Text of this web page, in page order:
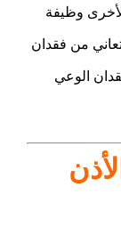
وظيفة
تعاني من فقدان
الوعي